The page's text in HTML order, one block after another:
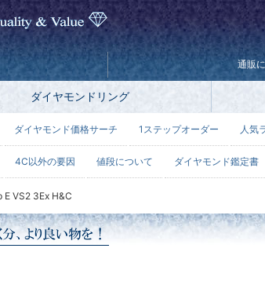
通販
ダイヤモンドリング
VS2 3Ex H&C
ダイヤモンド価格サーチ 1ステップオーダー 人気
4C以外の要因 値段について ダイヤモンド鑑定書